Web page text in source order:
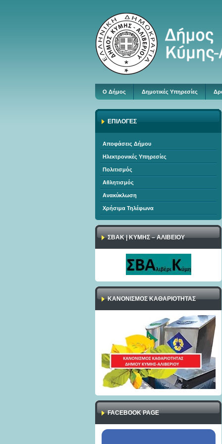
Ο Δήμος Δημοτικές Υπηρεσίες
ΕΠΙΛΟΓΕΣ
Αποφάσεις Δήμου
Ηλεκτρονικές Υπηρεσίες
Πολιτισμός
Αθλητισμός
Ανακύκλωση
Χρήσιμα Τηλέφωνα
ΣΒΑΚ | ΚΥΜΗΣ – ΑΛΙΒΕΙΟΥ
ΚΑΝΟΝΙΣΜΌΣ ΚΑΘΑΡΙΌΤΗΤΑΣ
FACEBOOK PAGE